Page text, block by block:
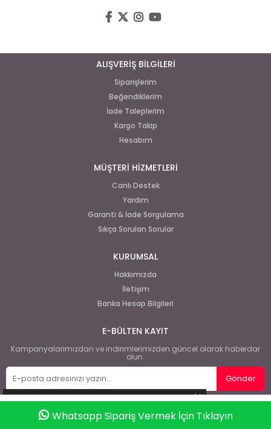
ALIŞVERİŞ BİLGİLERİ
Siparişlerim
Beğendiklerim
İade Taleplerim
Kargo Takip
Hesabım
MÜŞTERİ HİZMETLERİ
Canlı Destek
Yardım
Garanti & İade Sorgulama
Sıkça Sorulan Sorular
KURUMSAL
Hakkımızda
İletişim
Banka Hesap Bilgileri
E-BÜLTEN KAYIT
Kampanyalarımızdan ve indirimlerimizden güncel olarak haberdar
olun.
Gönder
Whatsapp Sipariş Vermek İçin Tıklayın
Anasayfa Favorilerim Sepetim Üye Girişi